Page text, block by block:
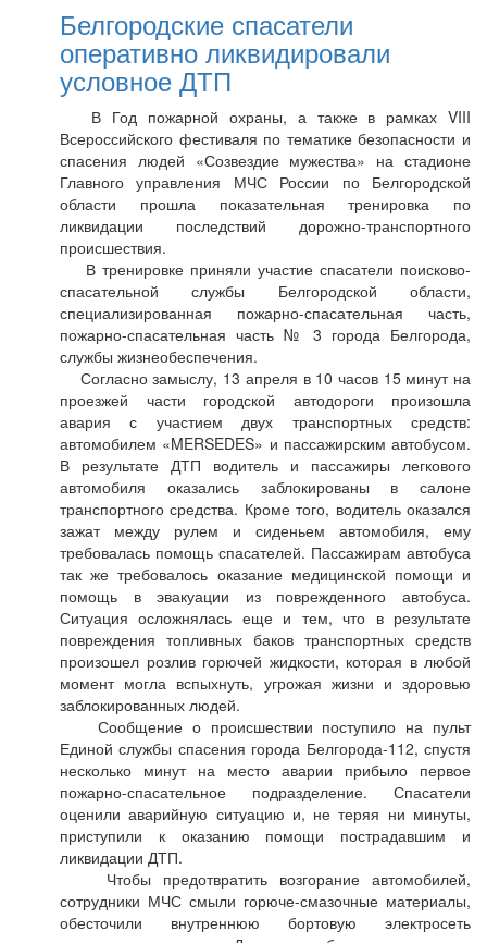
Белгородские спасатели
оперативно ликвидировали
условное ДТП
В Год пожарной охраны, а также в рамках VIII
Всероссийского фестиваля по тематике безопасности и
спасения людей «Созвездие мужества» на стадионе
Главного управления МЧС России по Белгородской
области прошла показательная тренировка по
ликвидации последствий дорожно-транспортного
происшествия.
В тренировке приняли участие спасатели поисково-
спасательной службы Белгородской области,
специализированная пожарно-спасательная часть,
пожарно-спасательная часть № 3 города Белгорода,
службы жизнеобеспечения.
Согласно замыслу, 13 апреля в 10 часов 15 минут на
проезжей части городской автодороги произошла
авария с участием двух транспортных средств:
автомобилем «MERSEDES» и пассажирским автобусом.
В результате ДТП водитель и пассажиры легкового
автомобиля оказались заблокированы в салоне
транспортного средства. Кроме того, водитель оказался
зажат между рулем и сиденьем автомобиля, ему
требовалась помощь спасателей. Пассажирам автобуса
так же требовалось оказание медицинской помощи и
помощь в эвакуации из поврежденного автобуса.
Ситуация осложнялась еще и тем, что в результате
повреждения топливных баков транспортных средств
произошел розлив горючей жидкости, которая в любой
момент могла вспыхнуть, угрожая жизни и здоровью
заблокированных людей.
Сообщение о происшествии поступило на пульт
Единой службы спасения города Белгорода-112, спустя
несколько минут на место аварии прибыло первое
пожарно-спасательное подразделение. Спасатели
оценили аварийную ситуацию и, не теряя ни минуты,
приступили к оказанию помощи пострадавшим и
ликвидации ДТП.
Чтобы предотвратить возгорание автомобилей,
сотрудники МЧС смыли горюче-смазочные материалы,
обесточили внутреннюю бортовую электросеть